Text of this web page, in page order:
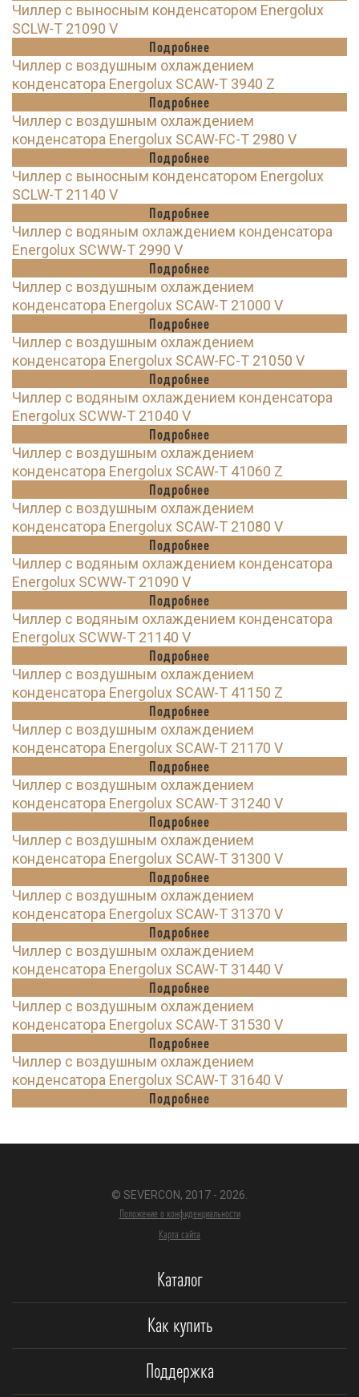
Чиллер с выносным конденсатором Energolux
SCLW-T 21090 V
Подробнее
Чиллер с воздушным охлаждением
конденсатора Energolux SCAW-T 3940 Z
Подробнее
Чиллер с воздушным охлаждением
конденсатора Energolux SCAW-FC-T 2980 V
Подробнее
Чиллер с выносным конденсатором Energolux
SCLW-T 21140 V
Подробнее
Чиллер с водяным охлаждением конденсатора
Energolux SCWW-T 2990 V
Подробнее
Чиллер с воздушным охлаждением
конденсатора Energolux SCAW-T 21000 V
Подробнее
Чиллер с воздушным охлаждением
конденсатора Energolux SCAW-FC-T 21050 V
Подробнее
Чиллер с водяным охлаждением конденсатора
Energolux SCWW-T 21040 V
Подробнее
Чиллер с воздушным охлаждением
конденсатора Energolux SCAW-T 41060 Z
Подробнее
Чиллер с воздушным охлаждением
конденсатора Energolux SCAW-T 21080 V
Подробнее
Чиллер с водяным охлаждением конденсатора
Energolux SCWW-T 21090 V
Подробнее
Чиллер с водяным охлаждением конденсатора
Energolux SCWW-T 21140 V
Подробнее
Чиллер с воздушным охлаждением
конденсатора Energolux SCAW-T 41150 Z
Подробнее
Чиллер с воздушным охлаждением
конденсатора Energolux SCAW-T 21170 V
Подробнее
Чиллер с воздушным охлаждением
конденсатора Energolux SCAW-T 31240 V
Подробнее
Чиллер с воздушным охлаждением
конденсатора Energolux SCAW-T 31300 V
Подробнее
Чиллер с воздушным охлаждением
конденсатора Energolux SCAW-T 31370 V
Подробнее
Чиллер с воздушным охлаждением
конденсатора Energolux SCAW-T 31440 V
Подробнее
Чиллер с воздушным охлаждением
конденсатора Energolux SCAW-T 31530 V
Подробнее
Чиллер с воздушным охлаждением
конденсатора Energolux SCAW-T 31640 V
Подробнее
© SEVERCON, 2017 - 2026.
Положение о конфиденциальности
Карта сайта
Каталог
Как купить
Поддержка